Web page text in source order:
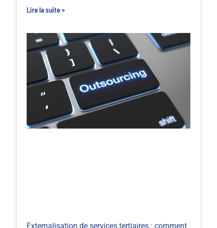
Lire la suite »
Externalisation de services tertiaires : comment